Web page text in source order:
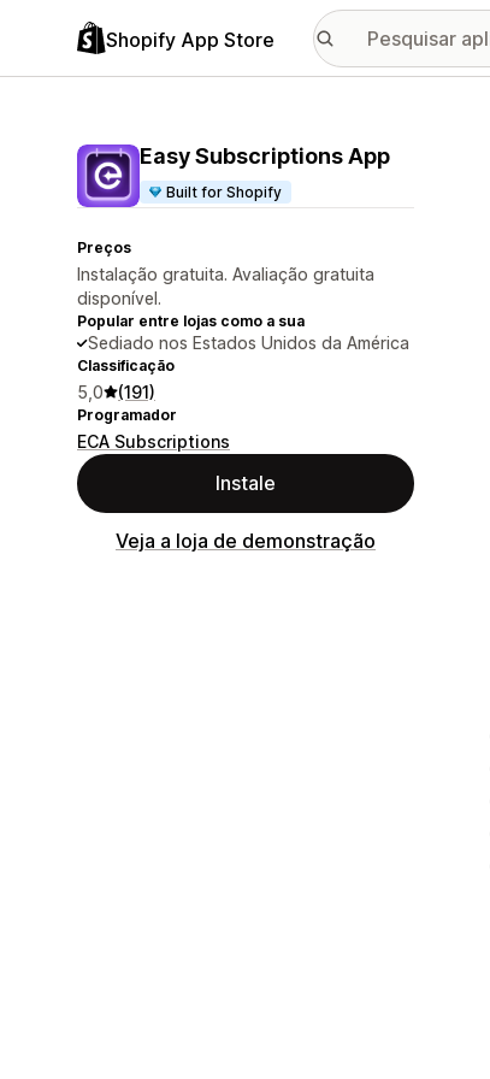
Shopify App Store
Easy Subscriptions App
Built for Shopify
Preços
Instalação gratuita. Avaliação gratuita
disponível.
Popular entre lojas como a sua
Sediado nos Estados Unidos da América
Classificação
5,0 (191)
Programador
ECA Subscriptions
Instale
Veja a loja de demonstração